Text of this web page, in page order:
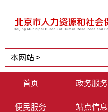
首页 政务服务
便民服务 站点信息